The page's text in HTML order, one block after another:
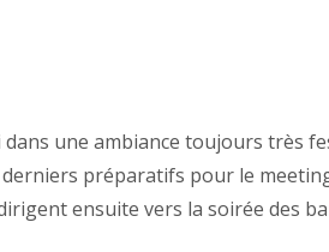
dans une ambiance toujours très
préparatifs pour le
ensuite vers la soirée des